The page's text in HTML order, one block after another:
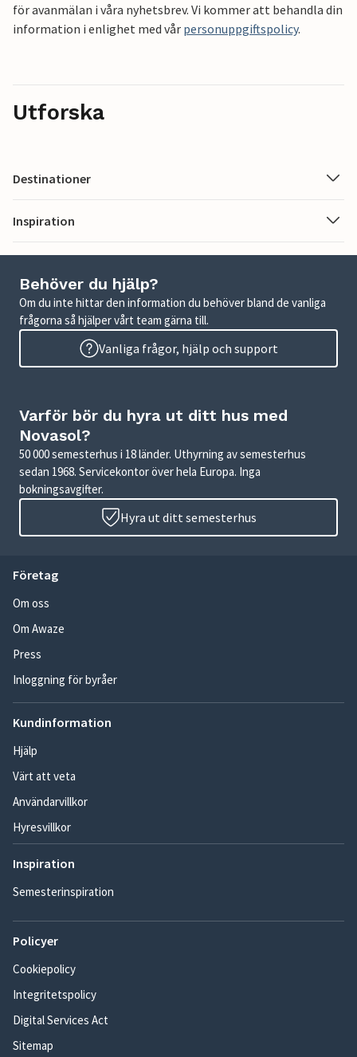
för avanmälan i våra nyhetsbrev. Vi kommer att behandla din
information i enlighet med vår personuppgiftspolicy.
Utforska
Destinationer
Inspiration
Behöver du hjälp?
Om du inte hittar den information du behöver bland de vanliga
frågorna så hjälper vårt team gärna till.
Vanliga frågor, hjälp och support
Varför bör du hyra ut ditt hus med
Novasol?
50 000 semesterhus i 18 länder. Uthyrning av semesterhus
sedan 1968. Servicekontor över hela Europa. Inga
bokningsavgifter.
Hyra ut ditt semesterhus
Företag
Om oss
Om Awaze
Press
Inloggning för byråer
Kundinformation
Hjälp
Värt att veta
Användarvillkor
Hyresvillkor
Inspiration
Semesterinspiration
Policyer
Cookiepolicy
Integritetspolicy
Digital Services Act
Sitemap